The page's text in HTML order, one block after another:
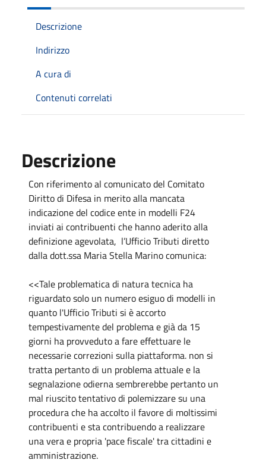
Descrizione
Indirizzo
A cura di
Contenuti correlati
Descrizione
Con riferimento al comunicato del Comitato
Diritto di Difesa in merito alla mancata
indicazione del codice ente in modelli F24
inviati ai contribuenti che hanno aderito alla
definizione agevolata, l’Ufficio Tributi diretto
dalla dott.ssa Maria Stella Marino comunica:
<<Tale problematica di natura tecnica ha
riguardato solo un numero esiguo di modelli in
quanto l'Ufficio Tributi si è accorto
tempestivamente del problema e già da 15
giorni ha provveduto a fare effettuare le
necessarie correzioni sulla piattaforma. non si
tratta pertanto di un problema attuale e la
segnalazione odierna sembrerebbe pertanto un
mal riuscito tentativo di polemizzare su una
procedura che ha accolto il favore di moltissimi
contribuenti e sta contribuendo a realizzare
una vera e propria 'pace fiscale' tra cittadini e
amministrazione.